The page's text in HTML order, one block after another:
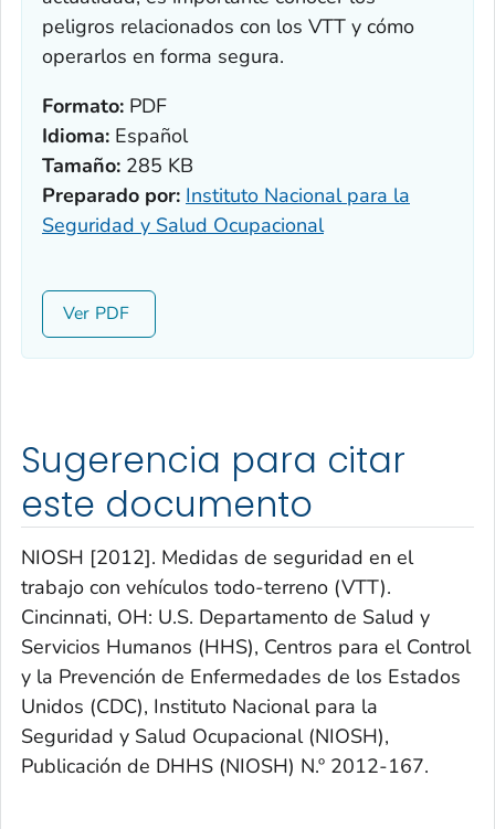
peligros relacionados con los VTT y cómo
operarlos en forma segura.
Formato: PDF
Idioma: Español
Tamaño: 285 KB
Preparado por: Instituto Nacional para la
Seguridad y Salud Ocupacional
Ver
Sugerencia para citar
este documento
NIOSH [2012]. Medidas de seguridad en el
trabajo con vehículos todo-terreno (VTT).
Cincinnati, OH: U.S. Departamento de Salud y
Servicios Humanos (HHS), Centros para el Control
y la Prevención de Enfermedades de los Estados
Unidos (CDC), Instituto Nacional para la
Seguridad y Salud Ocupacional (NIOSH),
Publicación de DHHS (NIOSH) N.º 2012-167.